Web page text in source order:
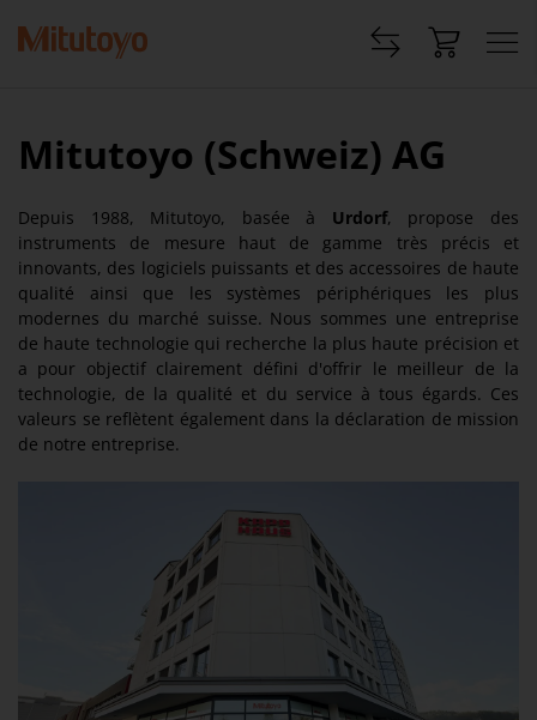
Mitutoyo (Schweiz) AG
Depuis 1988, Mitutoyo, basée à Urdorf, propose des
instruments de mesure haut de gamme très précis et
innovants, des logiciels puissants et des accessoires de haute
qualité ainsi que les systèmes périphériques les plus
modernes du marché suisse. Nous sommes une entreprise
de haute technologie qui recherche la plus haute précision et
a pour objectif clairement défini d'offrir le meilleur de la
technologie, de la qualité et du service à tous égards. Ces
valeurs se reflètent également dans la déclaration de mission
de notre entreprise.